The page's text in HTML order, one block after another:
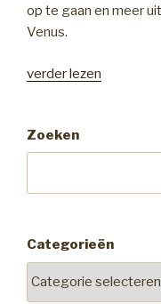
op te gaan en meer
Venus.
“De
Venus:
een
verder lezen
Zoeken
Categorieën